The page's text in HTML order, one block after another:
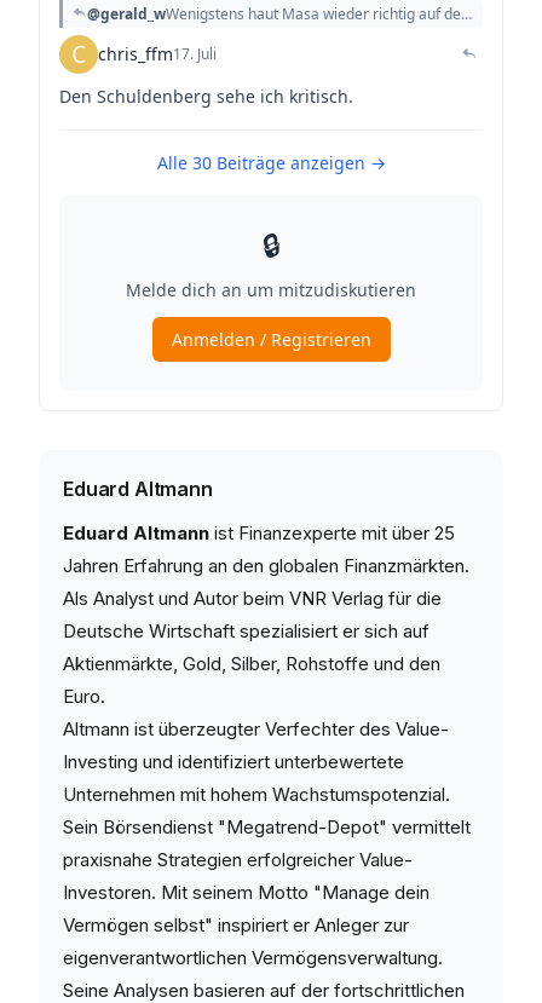
Eduard Altmann
Eduard Altmann ist Finanzexperte mit über 25
Jahren Erfahrung an den globalen Finanzmärkten.
Als Analyst und Autor beim VNR Verlag für die
Deutsche Wirtschaft spezialisiert er sich auf
Aktienmärkte, Gold, Silber, Rohstoffe und den
Euro.
Altmann ist überzeugter Verfechter des Value-
Investing und identifiziert unterbewertete
Unternehmen mit hohem Wachstumspotenzial.
Sein Börsendienst "Megatrend-Depot" vermittelt
praxisnahe Strategien erfolgreicher Value-
Investoren. Mit seinem Motto "Manage dein
Vermögen selbst" inspiriert er Anleger zur
eigenverantwortlichen Vermögensverwaltung.
Seine Analysen basieren auf der fortschrittlichen